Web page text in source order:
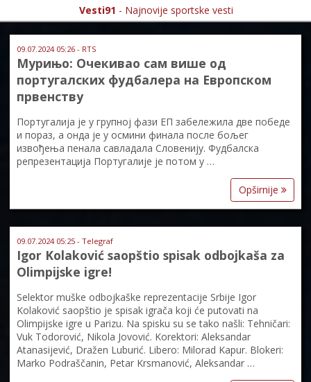
Vesti91 - Najnovije sportske vesti
09.07.2024 05:26 - RTS
Мурињо: Очекивао сам више од
португалских фудбалера на Европском
првенству
Португалија је у групној фази ЕП забележила две победе
и пораз, а онда је у осмини финала после бољег
извођења пенала савладала Словенију. Фудбалска
репрезентација Португалије је потом у …
Opširnije
09.07.2024 05:25 - Telegraf
Igor Kolaković saopštio spisak odbojkaša za
Olimpijske igre!
Selektor muške odbojkaške reprezentacije Srbije Igor
Kolaković saopštio je spisak igrača koji će putovati na
Olimpijske igre u Parizu. Na spisku su se tako našli: Tehničari:
Vuk Todorović, Nikola Jovović. Korektori: Aleksandar
Atanasijević, Dražen Luburić. Libero: Milorad Kapur. Blokeri:
Marko Podraščanin, Petar Krsmanović, Aleksandar …